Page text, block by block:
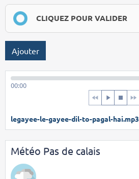
CLIQUEZ POUR VALIDER
Ajouter
00:00
legayee-le-gayee-dil-to-pagal-hai.mp3
Météo Pas de calais